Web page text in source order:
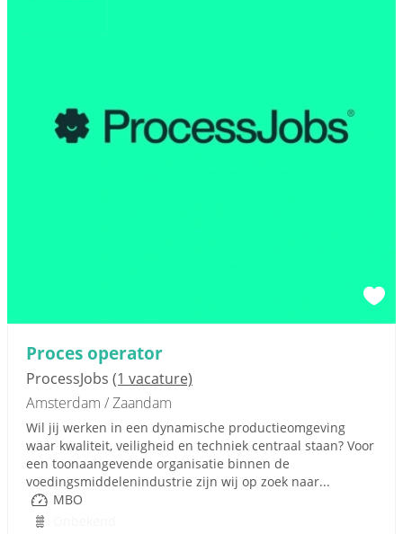
Proces operator
ProcessJobs (1 vacature)
Amsterdam / Zaandam
Wil jij werken in een dynamische productieomgeving
waar kwaliteit, veiligheid en techniek centraal staan? Voor
een toonaangevende organisatie binnen de
voedingsmiddelenindustrie zijn wij op zoek naar...
MBO